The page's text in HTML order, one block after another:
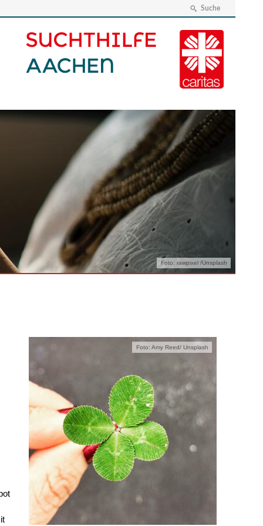
Suche
Foto: rawpixel /Unsplash
Foto: Amy Reed/ Unsplash